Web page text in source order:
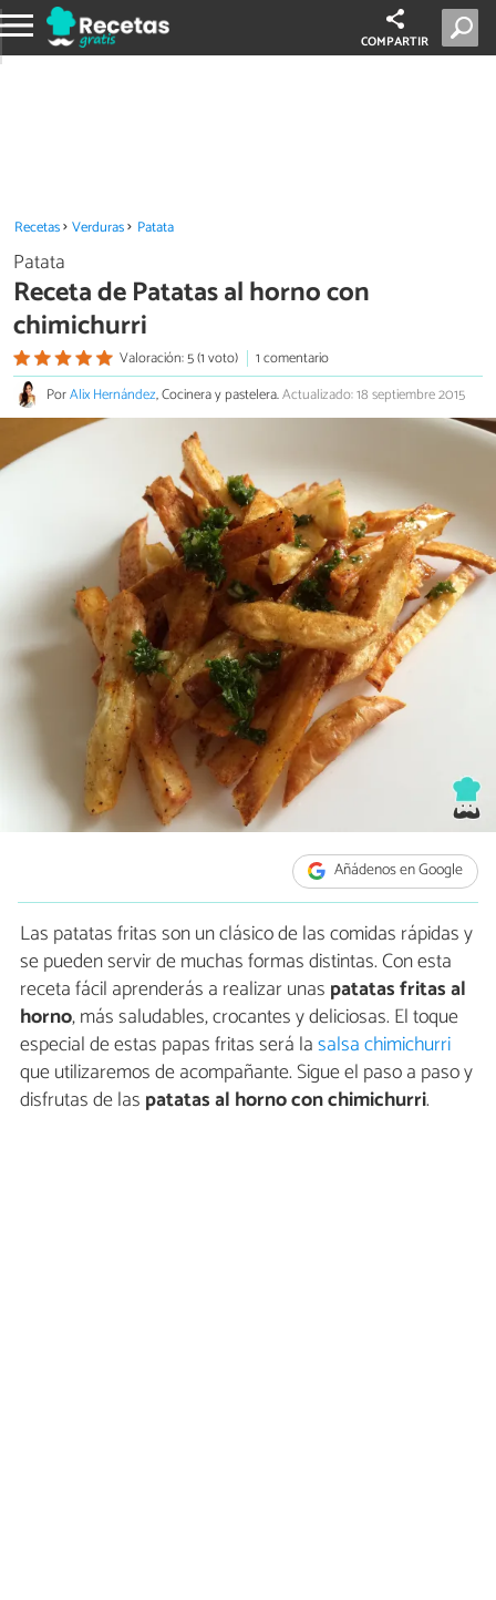
COMPARTIR
Recetas Verduras Patata
Patata
Receta de Patatas al horno con
chimichurri
Valoración: 5 (1 voto)
1 comentario
PorAlix Hernández, Cocinera y pastelera.Actualizado: 18 septiembre 2015
Añádenos en Google
Las patatas fritas son un clásico de las comidas rápidas y
se pueden servir de muchas formas distintas. Con esta
receta fácil aprenderás a realizar unas patatas fritas al
horno, más saludables, crocantes y deliciosas. El toque
especial de estas papas fritas será lasalsa chimichurri
que utilizaremos de acompañante. Sigue el paso a paso y
disfrutas de las patatas al horno con chimichurri.